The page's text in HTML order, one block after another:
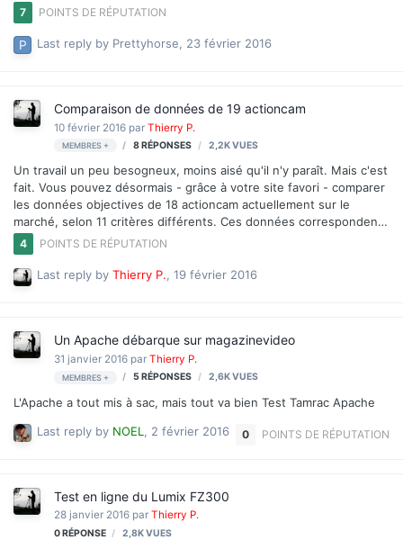
commentaire sur l'approche vidéographique de cette photographe
Last reply by Prettyhorse, 23 février 2016
7 POINTS DE RÉPUTATION
Comparaison de données de 19 actioncam
10 février 2016 par Thierry P.
MEMBRES + 8RÉPONSES 2,2KVUES
Un travail un peu besogneux, moins aisé qu'il n'y paraît. Mais c'est
fait. Vous pouvez désormais - grâce à votre site favori - comparer
les données objectives de 18 actioncam actuellement sur le
marché, selon 11 critères différents. Ces données correspondent
grosso modo aux critères d'achat d'une actioncam. L'article
s'adresse plutôt au débutant mais si vous êtes expert, vous
pouvez aller y jeter un coup d'oeil tout de même. Certaines
fonctions n'ont pu être comparées, comme par exemple le mode
impasse volontaire, le nombre d'accessoires inclus…
Last reply by Thierry P., 19 février 2016
4 POINTS DE RÉPUTATION
Un Apache débarque sur magazinevideo
31 janvier 2016 par Thierry P.
MEMBRES + 5RÉPONSES 2,6KVUES
L'Apache a tout mis à sac, mais tout va bien Test Tamrac Apache
Last reply by NOEL , 2 février 2016 0 POINTS DE RÉPUTATION
Test en ligne du Lumix FZ300
28 janvier 2016 par Thierry P.
0RÉPONSE 2,8KVUES